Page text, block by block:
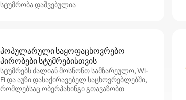
სტუმრობა დაშვებულია
პოპულარული საყოფაცხოვრებო
პირობები სტუმრებისთვის
სტუმრებს ძალიან მოსწონთ სამზარეულო, Wi-
Fi და აუზი დასაქირავებელ საცხოვრებლებში,
რომლებსაც ობერჰახინგი გთავაზობთ